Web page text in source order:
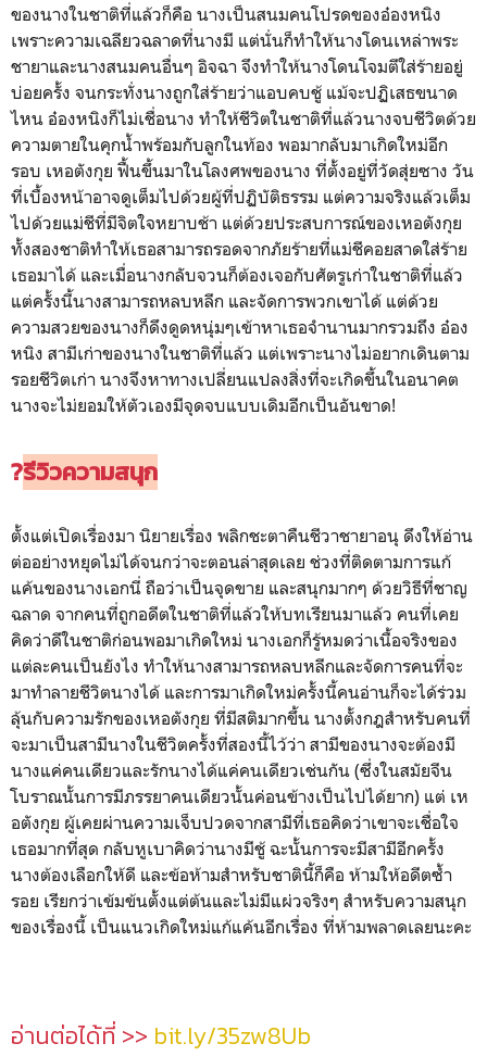
ของนางในชาติที่แล้วก็คือ นางเป็นสนมคนโปรดของอ๋องหนิง
เพราะความเฉลียวฉลาดที่นางมี แต่นั่นก็ทำให้นางโดนเหล่าพระ
ชายาและนางสนมคนอื่นๆ อิจฉา จึงทำให้นางโดนโจมตีใส่ร้ายอยู่
บ่อยครั้ง จนกระทั่งนางถูกใส่ร้ายว่าแอบคบชู้ แม้จะปฏิเสธขนาด
ไหน อ๋องหนิงก็ไม่เชื่อนาง ทำให้ชีวิตในชาติที่แล้วนางจบชีวิตด้วย
ความตายในคุกน้ำพร้อมกับลูกในท้อง พอมากลับมาเกิดใหม่อีก
รอบ เหอตังกุย ฟื้นขึ้นมาในโลงศพของนาง ที่ตั้งอยู่ที่วัดสุ่ยซาง วัน
ที่เบื้องหน้าอาจดูเต็มไปด้วยผู้ที่ปฏิบัติธรรม แต่ความจริงแล้วเต็ม
ไปด้วยแม่ชีที่มีจิตใจหยาบช้า แต่ด้วยประสบการณ์ของเหอตังกุย
ทั้งสองชาติทำให้เธอสามารถรอดจากภัยร้ายที่แม่ชีคอยสาดใส่ร้าย
เธอมาได้ และเมื่อนางกลับจวนก็ต้องเจอกับศัตรูเก่าในชาติที่แล้ว
แต่ครั้งนี้นางสามารถหลบหลีก และจัดการพวกเขาได้ แต่ด้วย
ความสวยของนางก็ดึงดูดหนุ่มๆเข้าหาเธอจำนานมากรวมถึง อ๋อง
หนิง สามีเก่าของนางในชาติที่แล้ว แต่เพราะนางไม่อยากเดินตาม
รอยชีวิตเก่า นางจึงหาทางเปลี่ยนแปลงสิ่งที่จะเกิดขึ้นในอนาคต
นางจะไม่ยอมให้ตัวเองมีจุดจบแบบเดิมอีกเป็นอันขาด!
?รีวิวความสนุก
ตั้งแต่เปิดเรื่องมา นิยายเรื่อง พลิกชะตาคืนชีวาชายาอนุ ดึงให้อ่าน
ต่ออย่างหยุดไม่ได้จนกว่าจะตอนล่าสุดเลย ช่วงที่ติดตามการแก้
แค้นของนางเอกนี่ ถือว่าเป็นจุดขาย และสนุกมากๆ ด้วยวิธีที่ชาญ
ฉลาด จากคนที่ถูกอดีตในชาติที่แล้วให้บทเรียนมาแล้ว คนที่เคย
คิดว่าดีในชาติก่อนพอมาเกิดใหม่ นางเอกก็รู้หมดว่าเนื้อจริงของ
แต่ละคนเป็นยังไง ทำให้นางสามารถหลบหลีกและจัดการคนที่จะ
มาทำลายชีวิตนางได้ และการมาเกิดใหม่ครั้งนี้คนอ่านก็จะได้ร่วม
ลุ้นกับความรักของเหอตังกุย ที่มีสติมากขึ้น นางตั้งกฎสำหรับคนที่
จะมาเป็นสามีนางในชีวิตครั้งที่สองนี้ไว้ว่า สามีของนางจะต้องมี
นางแค่คนเดียวและรักนางได้แค่คนเดียวเช่นกัน (ซึ่งในสมัยจีน
โบราณนั้นการมีภรรยาคนเดียวนั้นค่อนข้างเป็นไปได้ยาก) แต่ เห
อตังกุย ผู้เคยผ่านความเจ็บปวดจากสามีที่เธอคิดว่าเขาจะเชื่อใจ
เธอมากที่สุด กลับหูเบาคิดว่านางมีชู้ ฉะนั้นการจะมีสามีอีกครั้ง
นางต้องเลือกให้ดี และข้อห้ามสำหรับชาตินี้ก็คือ ห้ามให้อดีตซ้ำ
รอย เรียกว่าเข้มข้นตั้งแต่ต้นและไม่มีแผ่วจริงๆ สำหรับความสนุก
ของเรื่องนี้ เป็นแนวเกิดใหม่แก้แค้นอีกเรื่อง ที่ห้ามพลาดเลยนะคะ
อ่านต่อได้ที่ >> bit.ly/35zw8Ub